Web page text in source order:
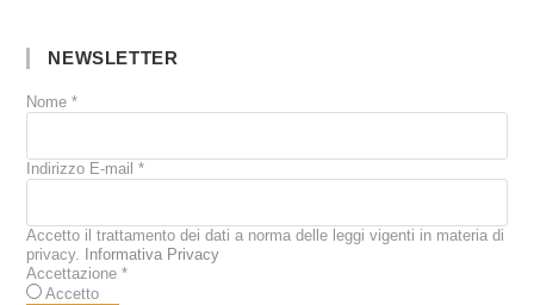
NEWSLETTER
Nome*
Indirizzo E-mail*
Accetto il trattamento dei dati a norma delle leggi vigenti in materia di
privacy.
Informativa Privacy
Accettazione*
Accetto